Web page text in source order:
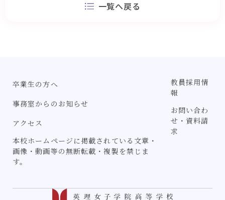
一覧へ戻る
卒業生の方へ
事務室からのお知らせ
アクセス
本校ホームページに掲載されている文章・
画像・動画等の無断転載・複製を禁じま
す。
教員採用情
報
お問い合わ
せ・資料請
求